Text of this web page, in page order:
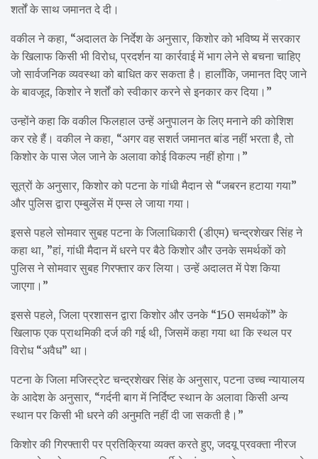
शर्तों के साथ जमानत दे दी।
वकील ने कहा, “अदालत के निर्देश के अनुसार, किशोर को भविष्य में सरकार
के खिलाफ किसी भी विरोध, प्रदर्शन या कार्रवाई में भाग लेने से बचना चाहिए
जो सार्वजनिक व्यवस्था को बाधित कर सकता है। हालाँकि, जमानत दिए जाने
के बावजूद, किशोर ने शर्तों को स्वीकार करने से इनकार कर दिया।”
उन्होंने कहा कि वकील फिलहाल उन्हें अनुपालन के लिए मनाने की कोशिश
कर रहे हैं। वकील ने कहा, “अगर वह सशर्त जमानत बांड नहीं भरता है, तो
किशोर के पास जेल जाने के अलावा कोई विकल्प नहीं होगा।”
सूत्रों के अनुसार, किशोर को पटना के गांधी मैदान से “जबरन हटाया गया”
और पुलिस द्वारा एम्बुलेंस में एम्स ले जाया गया।
इससे पहले सोमवार सुबह पटना के जिलाधिकारी (डीएम) चन्द्रशेखर सिंह ने
कहा था, ”हां, गांधी मैदान में धरने पर बैठे किशोर और उनके समर्थकों को
पुलिस ने सोमवार सुबह गिरफ्तार कर लिया। उन्हें अदालत में पेश किया
जाएगा।”
इससे पहले, जिला प्रशासन द्वारा किशोर और उनके “150 समर्थकों” के
खिलाफ एक प्राथमिकी दर्ज की गई थी, जिसमें कहा गया था कि स्थल पर
विरोध “अवैध” था।
पटना के जिला मजिस्ट्रेट चन्द्रशेखर सिंह के अनुसार, पटना उच्च न्यायालय
के आदेश के अनुसार, “गर्दनी बाग में निर्दिष्ट स्थान के अलावा किसी अन्य
स्थान पर किसी भी धरने की अनुमति नहीं दी जा सकती है।”
किशोर की गिरफ्तारी पर प्रतिक्रिया व्यक्त करते हुए, जदयू प्रवक्ता नीरज